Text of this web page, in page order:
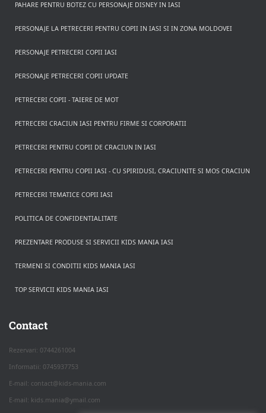
PAHARE PENTRU BOTEZ CU PERSONAJE DISNEY IN IASI
PERSONAJE LA PETRECERI PENTRU COPII IN IASI SI IN ZONA MOLDOVEI
PERSONAJE PETRECERI COPII IASI
PERSONAJE PETRECERI COPII UPDATE
PETRECERI COPII - TAIERE DE MOT
PETRECERI CRACIUN IASI PENTRU FIRME SI CORPORATII
PETRECERI PENTRU COPII DE CRACIUN IN IASI
PETRECERI PENTRU COPII IASI - CU SPIRIDUSI, CRACIUNITE SI MOS CRACIUN
PETRECERI TEMATICE COPII IASI
POLITICA DE CONFIDENTIALITATE
PREZENTARE PRODUSE SI SERVICII KIDS MANIA IASI
TERMENI SI CONDITII KIDS MANIA IASI
TOP SERVICII KIDS MANIA IASI
Contact
Rezervari: 0744261004
Informatii: 0745937753
E-mail: contact@kids-mania.com
E-mail: kids.mania@ymail.com
Apasa pe o categorie ca sa vezi serviciile.
PETRECERI COPII